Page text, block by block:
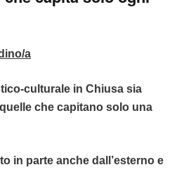
a
cul­tur­ale in Chiusa sia
che cap­i­tano solo una
in parte anche dal­l’ester­no e